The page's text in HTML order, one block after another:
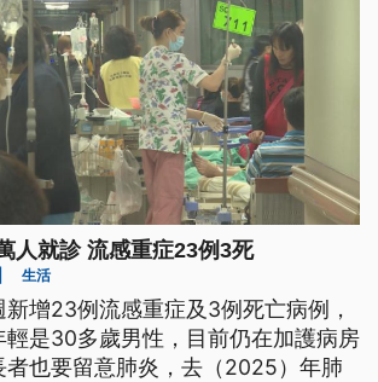
人就診 流感重症23例3死
生活
增23例流感重症及3例死亡病例，
輕是30多歲男性，目前仍在加護病房
者也要留意肺炎，去（2025）年肺